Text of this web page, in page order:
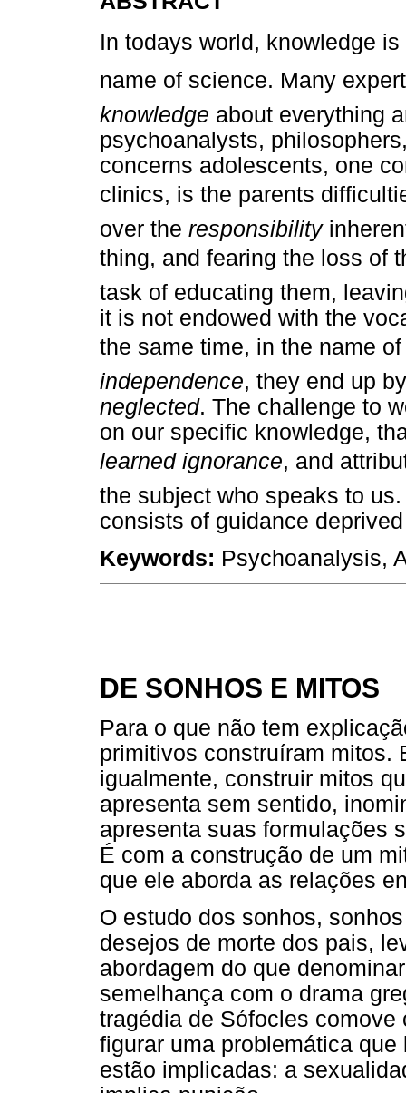
In todays world, knowledge
name of science. Many
knowledge about everything
psychoanalysts,
concerns adolescents, one
clinics, is the parents
over the responsibility
thing, and fearing the loss of
task of educating them,
it is not endowed with the
the same time, in the name of
independence, they end up
neglected. The challenge to
on our specific knowledge,
learned ignorance, and
the subject who speaks to
consists of guidance
Keywords: Psychoanalysis,
DE SONHOS E MITOS
Para o que não tem
primitivos construíram mitos.
igualmente, construir mitos
apresenta sem sentido,
apresenta suas formulações
É com a construção de um
que ele aborda as relações
O estudo dos sonhos,
desejos de morte dos pais,
abordagem do que
semelhança com o drama
tragédia de Sófocles
figurar uma problemática
estão implicadas: a